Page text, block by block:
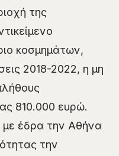
της
κοσμημάτων,
2018-2022, η μη
810.000 ευρώ.
με έδρα την Αθήνα
την